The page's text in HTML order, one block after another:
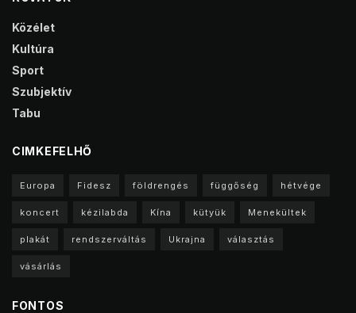
Közélet
Kultúra
Sport
Szubjektív
Tabu
CIMKEFELHŐ
Europa Fidesz földrengés függőség hétvége
koncert kézilabda Kína kütyük Menekültek
plakát rendszerváltás Ukrajna választás
vásárlás
FONTOS